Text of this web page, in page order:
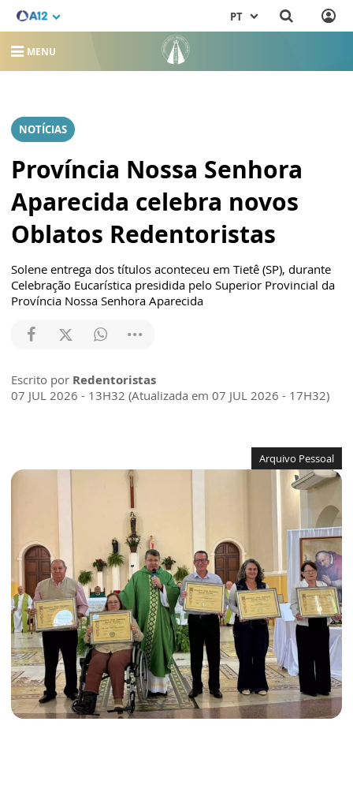
PT
MENU
NOTÍCIAS
Província Nossa Senhora
Aparecida celebra novos
Oblatos Redentoristas
Solene entrega dos títulos aconteceu em Tietê (SP), durante
Celebração Eucarística presidida pelo Superior Provincial da
Província Nossa Senhora Aparecida
Escrito por Redentoristas
07 JUL 2026 - 13H32 (Atualizada em 07 JUL 2026 - 17H32)
Arquivo Pessoal